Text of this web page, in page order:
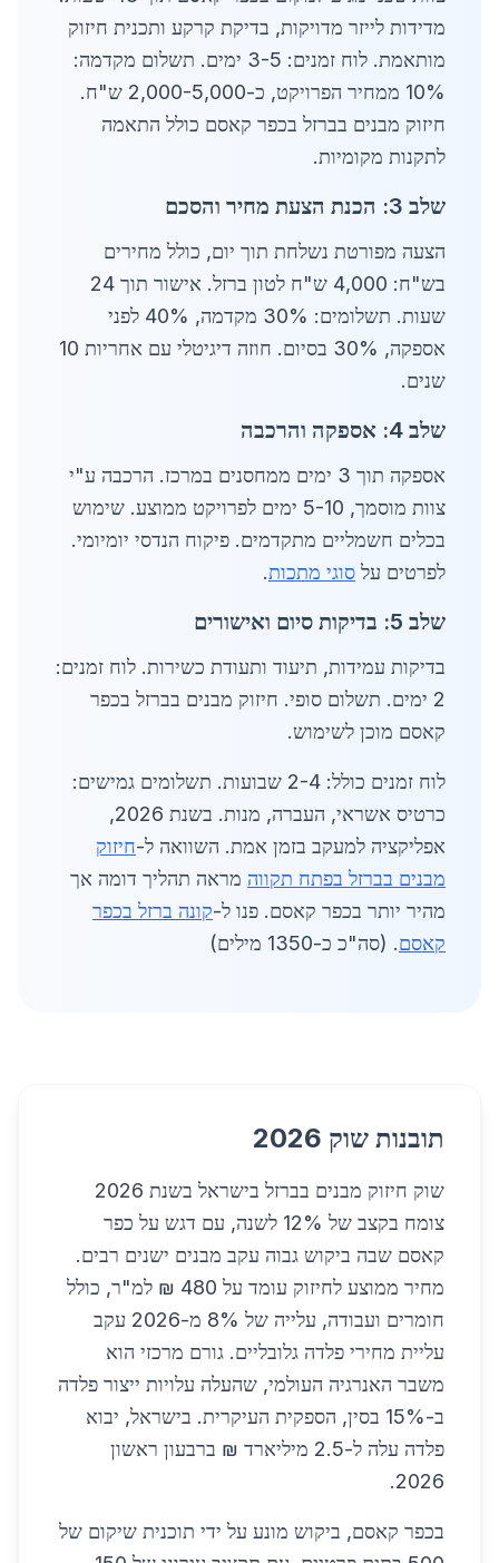
מדידות לייזר מדויקות, בדיקת קרקע ותכנית חיזוק
מותאמת. לוח זמנים: 3-5 ימים. תשלום מקדמה:
10% ממחיר הפרויקט, כ-2,000-5,000 ש"ח.
חיזוק מבנים בברזל בכפר קאסם כולל התאמה
לתקנות מקומיות.
שלב 3: הכנת הצעת מחיר והסכם
הצעה מפורטת נשלחת תוך יום, כולל מחירים
בש"ח: 4,000 ש"ח לטון ברזל. אישור תוך 24
שעות. תשלומים: 30% מקדמה, 40% לפני
אספקה, 30% בסיום. חוזה דיגיטלי עם אחריות 10
שנים.
שלב 4: אספקה והרכבה
אספקה תוך 3 ימים ממחסנים במרכז. הרכבה ע"י
צוות מוסמך, 5-10 ימים לפרויקט ממוצע. שימוש
בכלים חשמליים מתקדמים. פיקוח הנדסי יומיומי.
לפרטים על סוגי מתכות.
שלב 5: בדיקות סיום ואישורים
בדיקות עמידות, תיעוד ותעודת כשירות. לוח זמנים:
2 ימים. תשלום סופי. חיזוק מבנים בברזל בכפר
קאסם מוכן לשימוש.
לוח זמנים כולל: 2-4 שבועות. תשלומים גמישים:
כרטיס אשראי, העברה, מנות. בשנת 2026,
אפליקציה למעקב בזמן אמת. השוואה ל-חיזוק
מבנים בברזל בפתח תקווה מראה תהליך דומה אך
מהיר יותר בכפר קאסם. פנו ל-קונה ברזל בכפר
קאסם. (סה"כ כ-1350 מילים)
תובנות שוק 2026
שוק חיזוק מבנים בברזל בישראל בשנת 2026
צומח בקצב של 12% לשנה, עם דגש על כפר
קאסם שבה ביקוש גבוה עקב מבנים ישנים רבים.
מחיר ממוצע לחיזוק עומד על 480 ₪ למ"ר, כולל
חומרים ועבודה, עלייה של 8% מ-2026 עקב
עליית מחירי פלדה גלובליים. גורם מרכזי הוא
משבר האנרגיה העולמי, שהעלה עלויות ייצור פלדה
ב-15% בסין, הספקית העיקרית. בישראל, יבוא
פלדה עלה ל-2.5 מיליארד ₪ ברבעון ראשון
2026.
בכפר קאסם, ביקוש מונע על ידי תוכנית שיקום של